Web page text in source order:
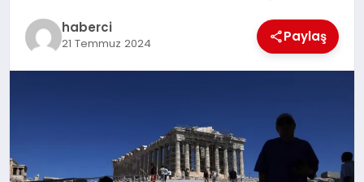
haberci
21 Temmuz 2024 Paylaş